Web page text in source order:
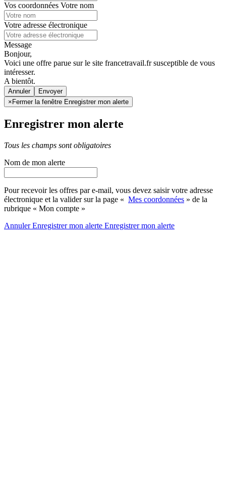
Vos coordonnées Votre nom
Votre adresse électronique
Message
Bonjour,
Voici une offre parue sur le site francetravail.fr susceptible de vous
intéresser.
A bientôt.
Annuler
× Fermer la fenêtre Enregistrer mon alerte
Enregistrer mon alerte
Tous les champs sont obligatoires
Nom de mon alerte
Pour recevoir les offres par e-mail, vous devez saisir votre adresse
électronique et la valider sur la page « Mes coordonnées » de la
rubrique « Mon compte »
AnnulerEnregistrer mon alerte Enregistrermon alerte